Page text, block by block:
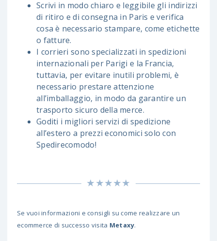
Scrivi in modo chiaro e leggibile gli indirizzi
di ritiro e di consegna in Paris e verifica
cosa è necessario stampare, come etichette
o fatture.
I corrieri sono specializzati in spedizioni
internazionali per Parigi e la Francia,
tuttavia, per evitare inutili problemi, è
necessario prestare attenzione
all’imballaggio, in modo da garantire un
trasporto sicuro della merce.
Goditi i migliori servizi di spedizione
all’estero a prezzi economici solo con
Spedirecomodo!
Se vuoi informazioni e consigli su come realizzare un
ecommerce di successo visita Metaxy.